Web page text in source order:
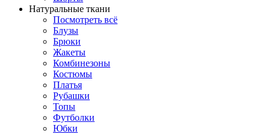
Натуральные ткани
Посмотреть всё
Блузы
Брюки
Жакеты
Комбинезоны
Костюмы
Платья
Рубашки
Топы
Футболки
Юбки